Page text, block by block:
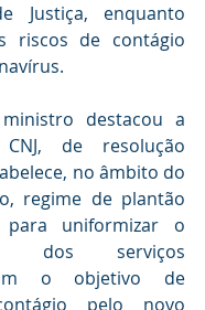
Justiça, enquanto
riscos de contágio
destacou a
no âmbito do
regime de plantão
para uniformizar o
dos serviços
o objetivo de
pelo novo